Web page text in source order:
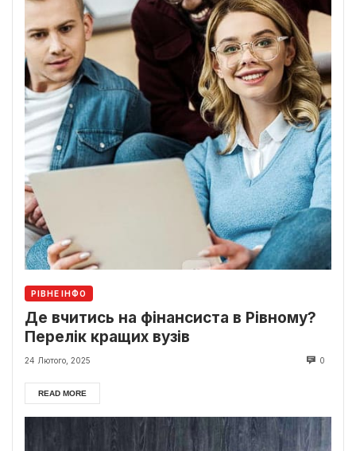
РІВНЕ ІНФО
Де вчитись на фінансиста в Рівному?
Перелік кращих вузів
24 Лютого, 2025 0
READ MORE